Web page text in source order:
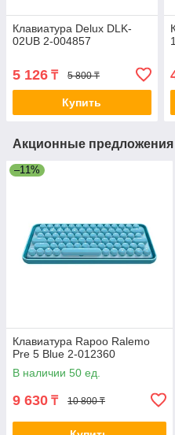
Клавиатура Delux DLK-
02UB 2-004857
5 126 ₸ 5 800 ₸
Купить
Акционные предложения
–11%
Клавиатура Rapoo Ralemo
Pre 5 Blue 2-012360
В наличии 50 ед.
9 630 ₸ 10 800 ₸